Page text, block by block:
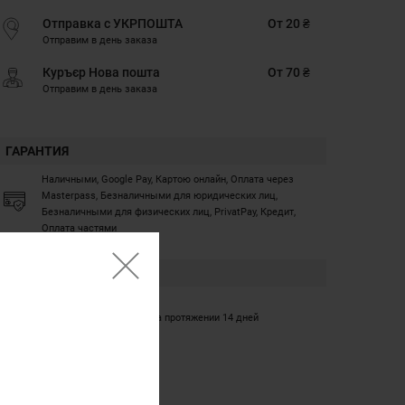
Отправка с УКРПОШТА
Отправим в день заказа
От 20 ₴
Куръєр Нова пошта
Отправим в день заказа
От 70 ₴
ГАРАНТИЯ
Наличными, Google Pay, Картою онлайн, Оплата через
Masterpass, Безналичными для юридических лиц,
Безналичными для физических лиц, PrivatPay, Кредит,
Оплата частями
Обмен/возврат товара на протяжении 14 дней